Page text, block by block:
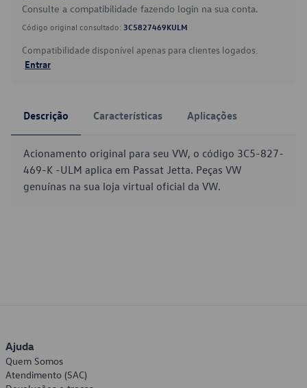
Consulte a compatibilidade fazendo login na sua conta.
Código original consultado: 3C5827469KULM
Compatibilidade disponível apenas para clientes logados.
Entrar
Descrição Características Aplicações
Acionamento original para seu VW, o código 3C5-827-
469-K -ULM aplica em Passat Jetta. Peças VW
genuínas na sua loja virtual oficial da VW.
Ajuda
Quem Somos
Atendimento (SAC)